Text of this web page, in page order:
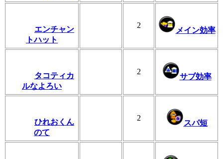
エンチャン
トハット
2
メイン効率
タコティカ
ルなよろい
2
サブ効率
ひれおくん
のて
2
スパ短